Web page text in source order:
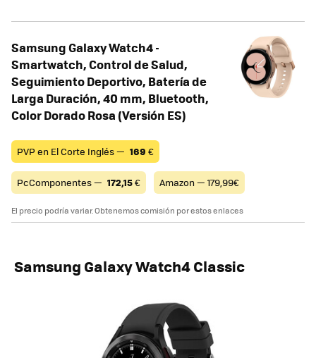
Samsung Galaxy Watch4 -
Smartwatch, Control de Salud,
Seguimiento Deportivo, Batería de
Larga Duración, 40 mm, Bluetooth,
Color Dorado Rosa (Versión ES)
PVP en El Corte Inglés — 169 €
PcComponentes — 172,15€ Amazon — 179,99€
El precio podría variar. Obtenemos comisión por estos enlaces
Samsung Galaxy Watch4 Classic